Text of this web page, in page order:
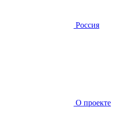
Россия
О проекте